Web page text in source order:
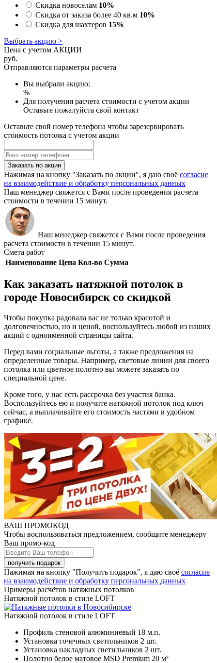
Скидка новоселам 10%
Скидка от заказа более 40 кв.м 10%
Скидка для шахтеров 15%
Выбрать акцию >
Цена с учетом АКЦИИ
руб.
Отправляются параметры расчета
Вы выбрали акцию:
%
Для получения расчета стоимости с учетом акции
Оставьте пожалуйста свой контакт
Оставьте свой номер телефона чтобы зарезервировать
стоимость потолка с учетом акции
Заказать по акции
Нажимая на кнопку "Заказать по акции", я даю своё согласие
на взаимодействие и обработку персональных данных
Наш менеджер свяжется с Вами после проведения расчета
стоимости в течении 15 минут.
Наш менеджер свяжется с Вами после проведения
расчета стоимости в течении 15 минут.
Смета работ
Наименование Цена Кол-во Сумма
Как заказать натяжной потолок в
городе Новосибирск со скидкой
Чтобы покупка радовала вас не только красотой и
долговечностью, но и ценой, воспользуйтесь любой из наших
акций с одноименной страницы сайта.
Перед вами социальные льготы, а также предложения на
определенные товары. Например, световые линии для своего
потолка или цветное полотно вы можете заказать по
специальной цене.
Кроме того, у нас есть рассрочка без участия банка.
Воспользуйтесь ею и получите натяжной потолок под ключ
сейчас, а выплачивайте его стоимость частями в удобном
графике.
ВАШ ПРОМОКОД
Чтобы воспользоваться предложением, сообщите менеджеру
Ваш промо-код
Нажимая на кнопку "Получить подарок", я даю своё согласие
на взаимодействие и обработку персональных данных
Примеры расчётов натяжных потолков
Натяжной потолок в стиле LOFT
Натяжной потолок в стиле LOFT
Профиль стеновой алюминиевый 18 м.п.
Установка точечных светильников 2 шт.
Установка накладных светильников 2 шт.
Полотно белое матовое MSD Premium 20 м²